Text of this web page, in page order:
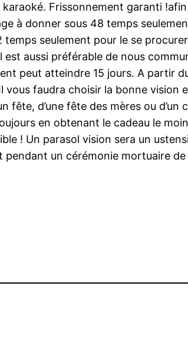
Frissonnement garanti
à donner sous 48 temps
seulement pour le se
aussi préférable de nous
peut atteindre 15 jours. A partir
faudra choisir la bonne vision
fête, d’une fête des mères ou
en obtenant le cadeau le
! Un parasol vision sera un
un cérémonie mortuaire